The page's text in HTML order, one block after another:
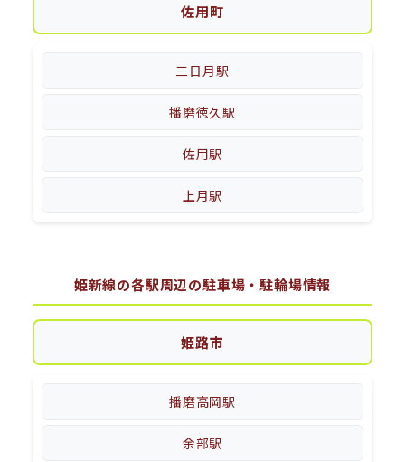
佐用町
三日月駅
播磨徳久駅
佐用駅
上月駅
姫新線の各駅周辺の駐車場・駐輪場情報
姫路市
播磨高岡駅
余部駅